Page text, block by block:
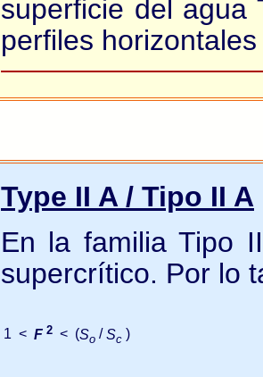
superficie del agua
perfiles
Type II A / Tipo II A
En la familia Tipo
supercrítico. Por lo
1 < F 2 < (So / Sc )